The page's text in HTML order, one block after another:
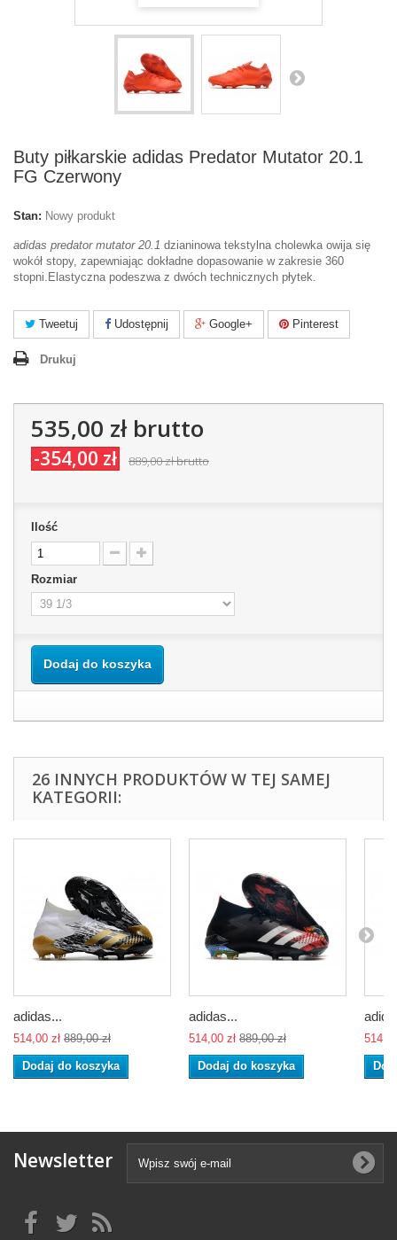
Buty piłkarskie adidas Predator Mutator 20.1
FG Czerwony
Stan: Nowy produkt
adidas predator mutator 20.1 dzianinowa tekstylna cholewka owija się
wokół stopy, zapewniając dokładne dopasowanie w zakresie 360
stopni.Elastyczna podeszwa z dwóch technicznych płytek.
Tweetuj Udostępnij Google+ Pinterest
Drukuj
535,00 złbrutto
-354,00 zł 889,00 złbrutto
Ilość
Rozmiar
Dodaj do koszyka
26 INNYCH PRODUKTÓW W TEJ SAMEJ
KATEGORII:
adidas...
514,00 zł 889,00 zł
Dodaj do koszyka
adidas...
514,00 zł 889,00 zł
Dodaj do koszyka
Newsletter